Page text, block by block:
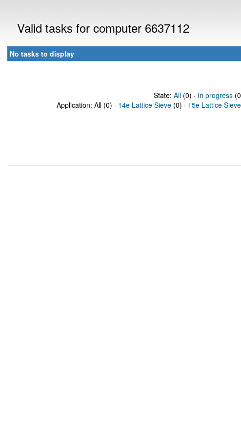
Valid tasks for computer 6637112
No tasks to display
State: All(0) · In progress
Application: All (0) · 14e Lattice Sieve (0) · 15e Lattice Sieve